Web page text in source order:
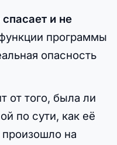
и не
программы
опасность
от того, была ли
по сути, как её
произошло на